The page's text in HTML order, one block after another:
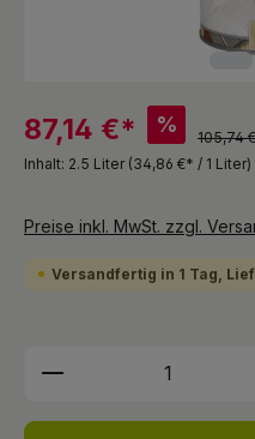
87,14 €* %
105,74
Inhalt: 2.5 Liter (34,86 €* / 1 Liter)
Preise inkl. MwSt. zzgl.
Versandfertig in 1 Tag,
Produkt Anzahl: